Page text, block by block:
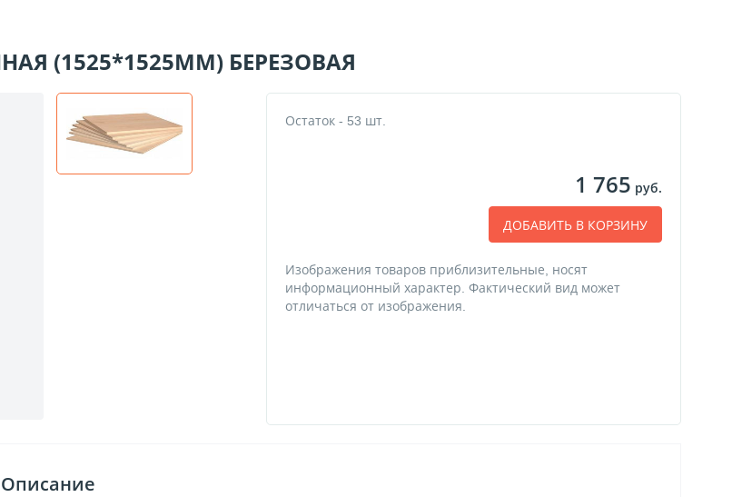
(1525*1525ММ) БЕРЕЗОВАЯ
Остаток - 53 шт.
1 765 руб.
ДОБАВИТЬ В КОРЗИНУ
Изображения товаров приблизительные, носят
информационный характер. Фактический вид может
отличаться от изображения.
Описание